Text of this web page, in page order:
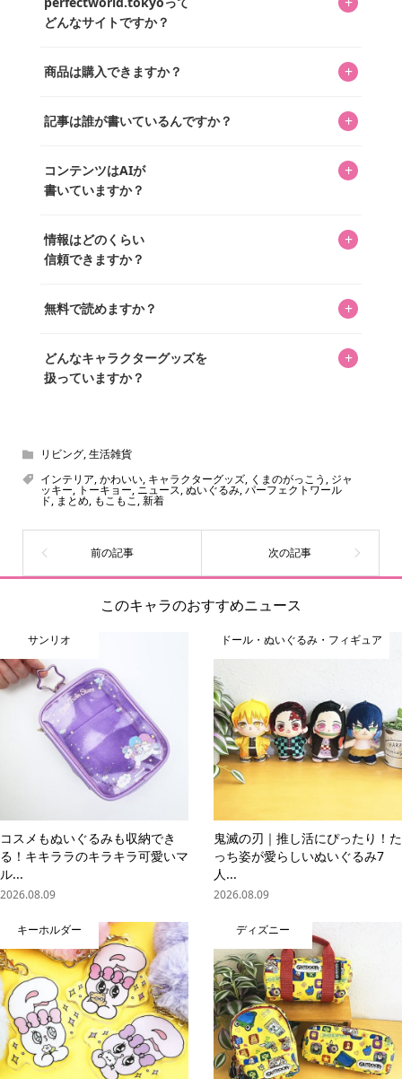
どんなサイトですか？
ってもらうニュースサイトです。運営はキャラグッズコレ
を中心に行われており、私たちは実際に40,000種のキャラグ
商品は購入できますか？ +
「perfectworld.shop」で、ほとんど全てのアイテムを購
があり、そこからジャンプできます。
記事は誰が書いているんですか？ +
ています。記事内の99%を超えるほぼすべての写真も、1枚
ずつ心を込めて自分たちで撮影したものです。さらに、10
ッズを収集し、月に1,000点の新商品を選定・購入する編集
長KOSが全記事を監修しています。
コンテンツはAIが
書いていますか？
+
書いています。AIは使用していません。編集長KOSが最終確
認を行い、手動で更新しています。
情報はどのくらい
信頼できますか？
+
いをお届けすることは保証します。なお、記事内に価格は
め、正確な情報をお伝えできないからです。
無料で読めますか？ +
どんなキャラクターグッズを
扱っていますか？
+
ん！200種以上のトレンディなキャラクターやアニメキャラ
をご紹介しています。生まれたばかりの新しいキャラクタ
ーをいち早く皆さんにお届けすることも、私たちの使命の
リビング,生活雑貨
インテリア,かわいい, キャラクターグッズ, くまのがっこう , ジャ
ッキー,トーキョー, ニュース,ぬいぐるみ,パーフェクトワール
ド,まとめ, もこもこ,新着
このキャラのおすすめニュース
サンリオ
コスメもぬいぐるみも収納でき
る！キキララのキラキラ可愛いマ
ル...
2026.08.09
ドール・ぬいぐるみ・フィギュア
鬼滅の刃｜推し活にぴったり！た
っち姿が愛らしいぬいぐるみ7
人...
2026.08.09
キーホルダー ディズニー